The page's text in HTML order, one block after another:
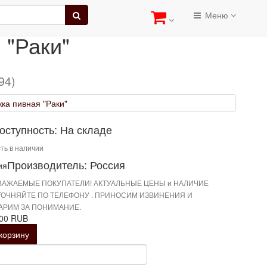
Меню
На складе
в наличии
Производитель: Россия
ПОКУПАТЕЛИ! АКТУАЛЬНЫЕ ЦЕНЫ и НАЛИЧИЕ
ПО ТЕЛЕФОНУ . ПРИНОСИМ ИЗВИНЕНИЯ И
ЗА ПОНИМАНИЕ.
RUB